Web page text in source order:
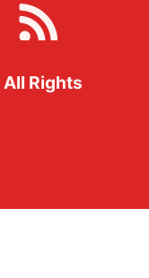
All Rights